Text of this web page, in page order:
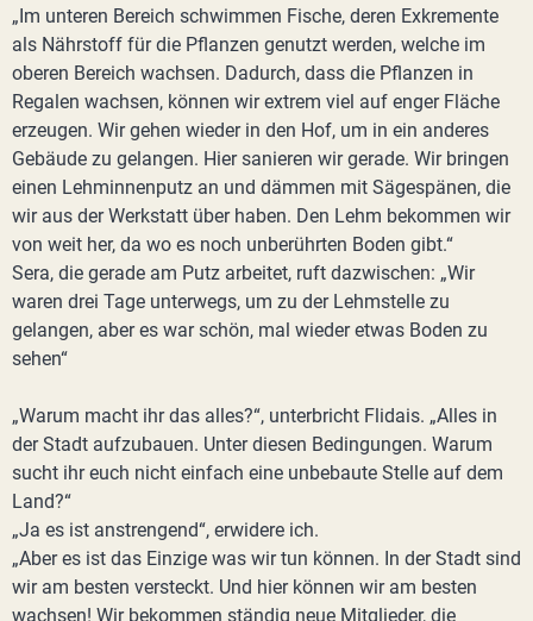
„Im unteren Bereich schwimmen Fische, deren Exkremente
als Nährstoff für die Pflanzen genutzt werden, welche im
oberen Bereich wachsen. Dadurch, dass die Pflanzen in
Regalen wachsen, können wir extrem viel auf enger Fläche
erzeugen. Wir gehen wieder in den Hof, um in ein anderes
Gebäude zu gelangen. Hier sanieren wir gerade. Wir bringen
einen Lehminnenputz an und dämmen mit Sägespänen, die
wir aus der Werkstatt über haben. Den Lehm bekommen wir
von weit her, da wo es noch unberührten Boden gibt.“
Sera, die gerade am Putz arbeitet, ruft dazwischen: „Wir
waren drei Tage unterwegs, um zu der Lehmstelle zu
gelangen, aber es war schön, mal wieder etwas Boden zu
sehen“
„Warum macht ihr das alles?“, unterbricht Flidais. „Alles in
der Stadt aufzubauen. Unter diesen Bedingungen. Warum
sucht ihr euch nicht einfach eine unbebaute Stelle auf dem
Land?“
„Ja es ist anstrengend“, erwidere ich.
„Aber es ist das Einzige was wir tun können. In der Stadt sind
wir am besten versteckt. Und hier können wir am besten
wachsen! Wir bekommen ständig neue Mitglieder, die